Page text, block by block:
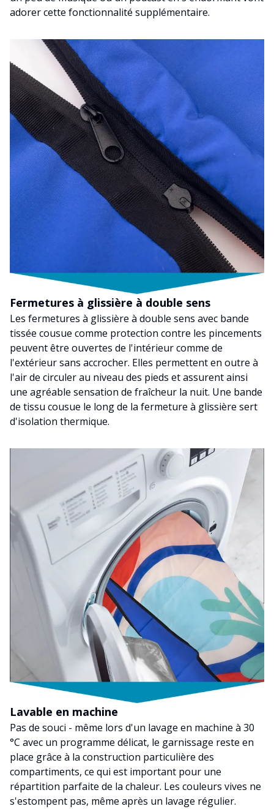
adorer cette fonctionnalité supplémentaire.
Fermetures à glissière à double sens
Les fermetures à glissière à double sens avec bande
tissée cousue comme protection contre les pincements
peuvent être ouvertes de l'intérieur comme de
l'extérieur sans accrocher. Elles permettent en outre à
l'air de circuler au niveau des pieds et assurent ainsi
une agréable sensation de fraîcheur la nuit. Une bande
de tissu cousue le long de la fermeture à glissière sert
d'isolation thermique.
Lavable en machine
Pas de souci - même lors d'un lavage en machine à 30
°C avec un programme délicat, le garnissage reste en
place grâce à la construction particulière des
compartiments, ce qui est important pour une
répartition parfaite de la chaleur. Les couleurs vives ne
s'estompent pas, même après un lavage régulier.